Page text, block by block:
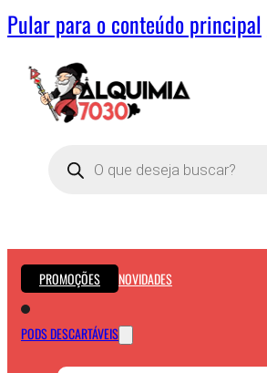
Pular para o conteúdo principal
Pesquisar
produtos
PROMOÇÕES NOVIDADES
PODS DESCARTÁVEIS